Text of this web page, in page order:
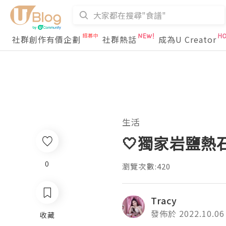
社群創作有價企劃 社群熱話 成為U Creator
0
收藏
生活
🤍獨家岩鹽熱
瀏覽次數:420
Tracy
發佈於 2022.10.06